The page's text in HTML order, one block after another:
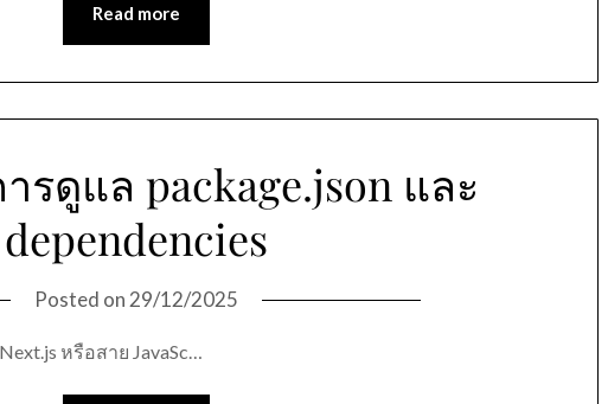
Read more
รดูแล package.json และ
dependencies
Posted on 29/12/2025
หรือสาย JavaSc…